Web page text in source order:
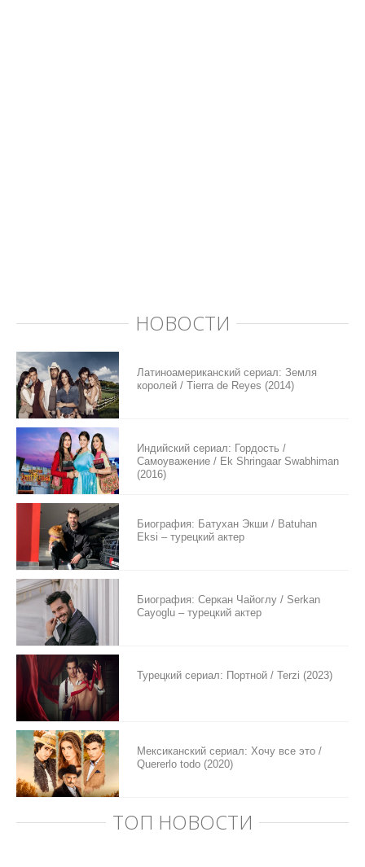
НОВОСТИ
Латиноамериканский сериал: Земля
королей / Tierra de Reyes (2014)
Индийский сериал: Гордость /
Самоуважение / Ek Shringaar Swabhiman
(2016)
Биография: Батухан Экши / Batuhan
Eksi – турецкий актер
Биография: Серкан Чайоглу / Serkan
Cayoglu – турецкий актер
Турецкий сериал: Портной / Terzi (2023)
Мексиканский сериал: Хочу все это /
Quererlo todo (2020)
ТОП НОВОСТИ